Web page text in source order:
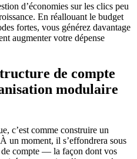
d’économies sur les clics peu
En réallouant le budget
fortes, vous générez davantage
augmenter votre dépense
de compte
modulaire
c’est comme construire un
un moment, il s’effondrera sous
compte — la façon dont vos